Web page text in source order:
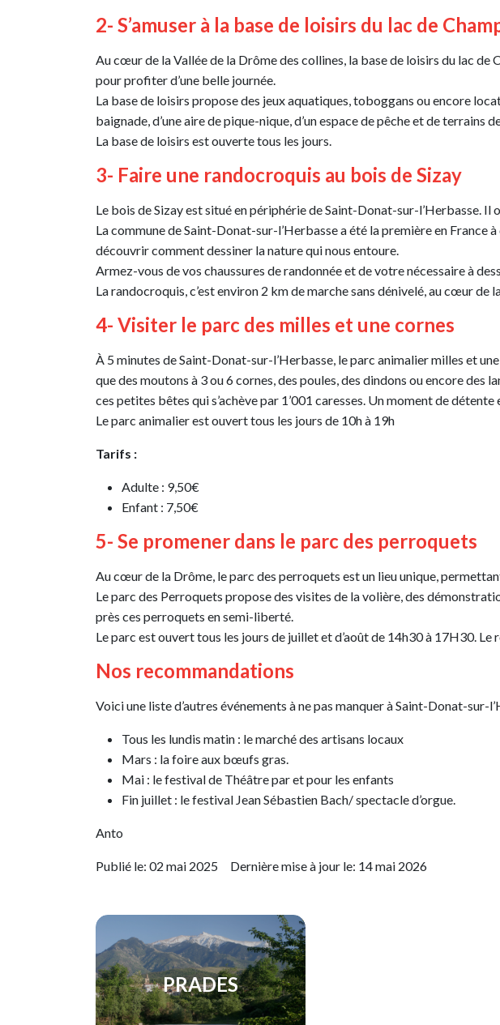
2- S’amuser à la base de loisirs du lac de
Au cœur de la Vallée de la Drôme des collines, la base de loisirs du lac de
pour profiter d’une belle journée.
La base de loisirs propose des jeux aquatiques, toboggans ou encore
baignade, d’une aire de pique-nique, d’un espace de pêche et de terrains
La base de loisirs est ouverte tous les jours.
3- Faire une randocroquis au bois de Sizay
Le bois de Sizay est situé en périphérie de Saint-Donat-sur-l’Herbasse.
La commune de Saint-Donat-sur-l’Herbasse a été la première en
découvrir comment dessiner la nature qui nous entoure.
Armez-vous de vos chaussures de randonnée et de votre nécessaire à
La randocroquis, c’est environ 2 km de marche sans dénivelé, au cœur de
4- Visiter le parc des milles et une cornes
À 5 minutes de Saint-Donat-sur-l’Herbasse, le parc animalier milles et
que des moutons à 3 ou 6 cornes, des poules, des dindons ou encore
ces petites bêtes qui s’achève par 1’001 caresses. Un moment de
Le parc animalier est ouvert tous les jours de 10h à 19h
Tarifs :
Adulte : 9,50€
Enfant : 7,50€
5- Se promener dans le parc des perroquets
Au cœur de la Drôme, le parc des perroquets est un lieu unique,
Le parc des Perroquets propose des visites de la volière, des
près ces perroquets en semi-liberté.
Le parc est ouvert tous les jours de juillet et d’août de 14h30 à 17H30.
Nos recommandations
Voici une liste d’autres événements à ne pas manquer à Saint-Donat-sur-
Tous les lundis matin : le marché des artisans locaux
Mars : la foire aux bœufs gras.
Mai : le festival de Théâtre par et pour les enfants
Fin juillet : le festival Jean Sébastien Bach/ spectacle d’orgue.
Anto
Publié le: 02 mai 2025 Dernière mise à jour le: 14 mai 2026
PRADES